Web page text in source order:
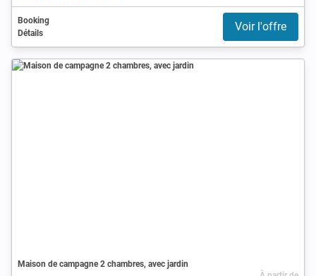
Booking
Détails
Voir l'offre
Maison de campagne 2 chambres, avec jardin